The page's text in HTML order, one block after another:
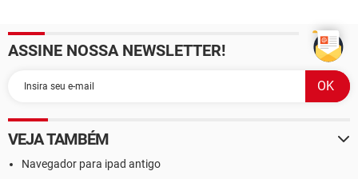
ASSINE NOSSA NEWSLETTER!
VEJA TAMBÉM
Navegador para ipad antigo